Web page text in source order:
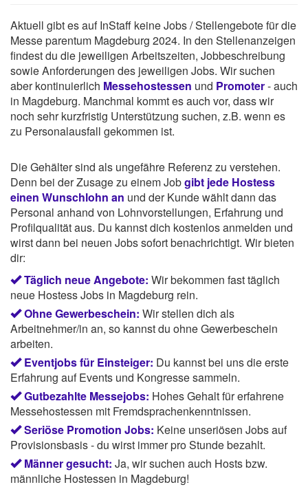
Aktuell gibt es auf InStaff keine Jobs / Stellengebote für die
Messe parentum Magdeburg 2024. In den Stellenanzeigen
findest du die jeweiligen Arbeitszeiten, Jobbeschreibung
sowie Anforderungen des jeweiligen Jobs. Wir suchen
aber kontinuierlich Messehostessen und Promoter- auch
in Magdeburg. Manchmal kommt es auch vor, dass wir
noch sehr kurzfristig Unterstützung suchen, z.B. wenn es
zu Personalausfall gekommen ist.
Die Gehälter sind als ungefähre Referenz zu verstehen.
Denn bei der Zusage zu einem Jobgibt jede Hostess
einen Wunschlohn an und der Kunde wählt dann das
Personal anhand von Lohnvorstellungen, Erfahrung und
Profilqualität aus. Du kannst dich kostenlos anmelden und
wirst dann bei neuen Jobs sofort benachrichtigt. Wir bieten
dir:
Täglich neue Angebote: Wir bekommen fast täglich
neue Hostess Jobs in Magdeburg rein.
Ohne Gewerbeschein: Wir stellen dich als
Arbeitnehmer/in an, so kannst du ohne Gewerbeschein
arbeiten.
Eventjobs für Einsteiger: Du kannst bei uns die erste
Erfahrung auf Events und Kongresse sammeln.
Gutbezahlte Messejobs: Hohes Gehalt für erfahrene
Messehostessen mit Fremdsprachenkenntnissen.
Seriöse Promotion Jobs: Keine unseriösen Jobs auf
Provisionsbasis - du wirst immer pro Stunde bezahlt.
Männer gesucht: Ja, wir suchen auch Hosts bzw.
männliche Hostessen in Magdeburg!